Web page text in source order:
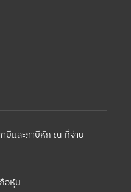
ษีและภาษีหัก ณ ที่จ่าย
อหุ้น